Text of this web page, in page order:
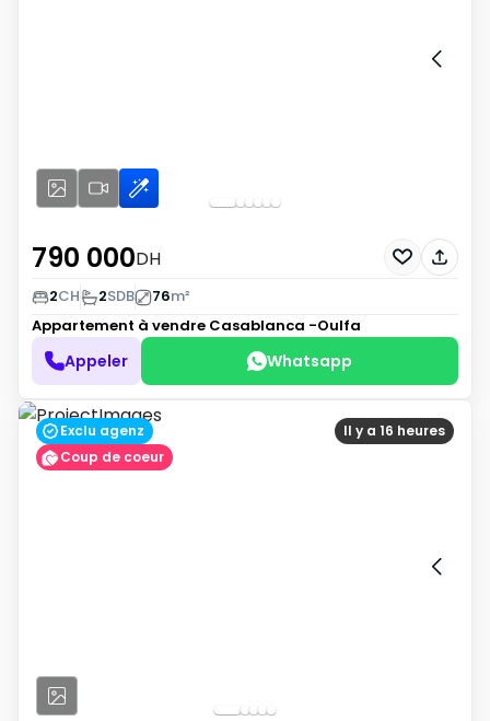
790 000DH
2CH 2SDB 76m²
Appartement à vendre Casablanca -Oulfa
Appeler Whatsapp
Il y a 16 heures
Exclu agenz
Coup de coeur